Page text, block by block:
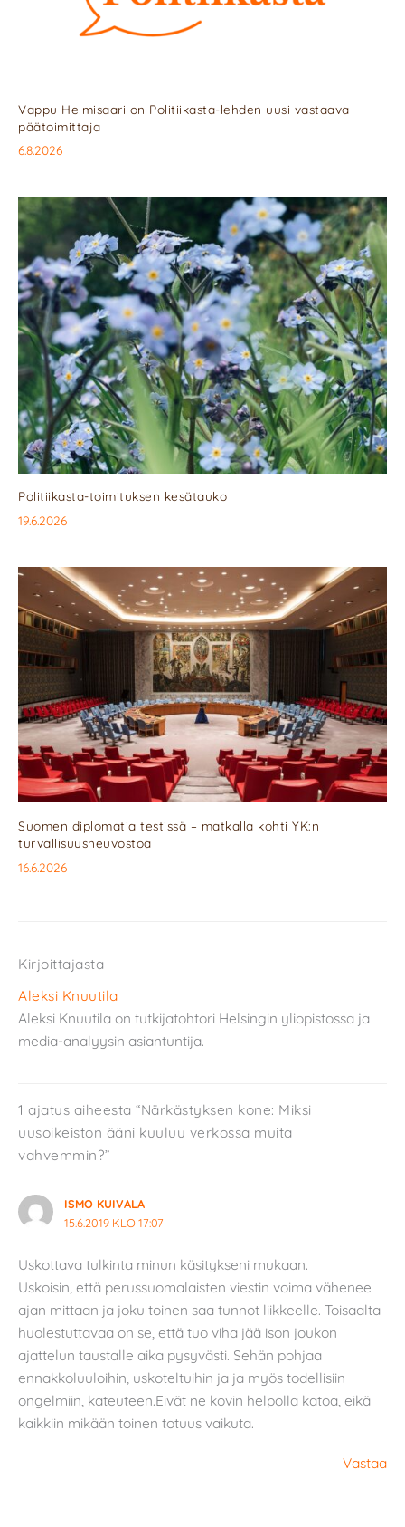
Vappu Helmisaari on Politiikasta-lehden uusi vastaava
päätoimittaja
6.8.2026
Politiikasta-toimituksen kesätauko
19.6.2026
Suomen diplomatia testissä – matkalla kohti YK:n
turvallisuusneuvostoa
16.6.2026
Kirjoittajasta
Aleksi Knuutila
Aleksi Knuutila on tutkijatohtori Helsingin yliopistossa ja
media-analyysin asiantuntija.
1 ajatus aiheesta “Närkästyksen kone: Miksi
uusoikeiston ääni kuuluu verkossa muita
vahvemmin?”
ISMO KUIVALA
15.6.2019 KLO 17:07
Uskottava tulkinta minun käsitykseni mukaan.
Uskoisin, että perussuomalaisten viestin voima vähenee
ajan mittaan ja joku toinen saa tunnot liikkeelle. Toisaalta
huolestuttavaa on se, että tuo viha jää ison joukon
ajattelun taustalle aika pysyvästi. Sehän pohjaa
ennakkoluuloihin, uskoteltuihin ja ja myös todellisiin
ongelmiin, kateuteen.Eivät ne kovin helpolla katoa, eikä
kaikkiin mikään toinen totuus vaikuta.
Vastaa